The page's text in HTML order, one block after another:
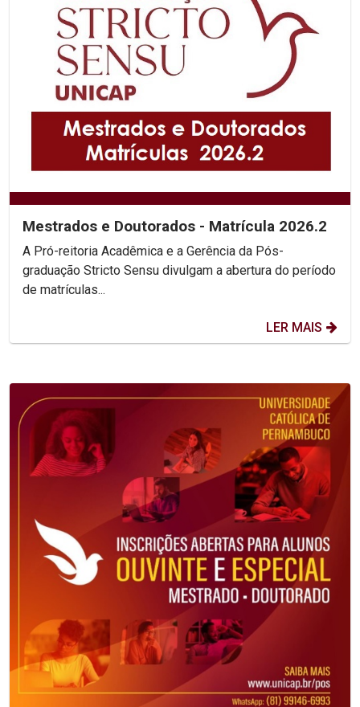
Mestrados e Doutorados - Matrícula 2026.2
A Pró-reitoria Acadêmica e a Gerência da Pós-
graduação Stricto Sensu divulgam a abertura do período
de matrículas...
LER MAIS